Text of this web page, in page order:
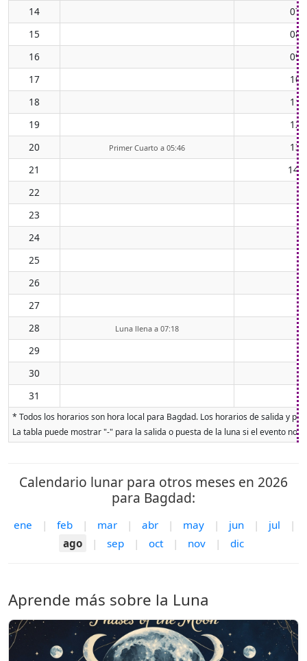
14
15
16
17
18
19
20
Primer Cuarto a 05:46
21
22
23
24
25
26
27
28
Luna llena a 07:18
29
30
31
* Todos los horarios son hora local para Bagdad. Los horarios de salida y
La tabla puede mostrar "-" para la salida o puesta de la luna si el evento no
Calendario lunar para otros meses en 2026
para Bagdad:
ene | feb | mar | abr | may | jun | jul
|
ago
| sep | oct | nov | dic
Aprende más sobre la Luna